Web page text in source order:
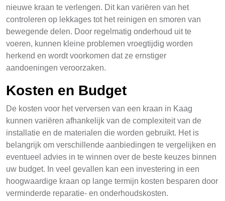
nieuwe kraan te verlengen. Dit kan variëren van het
controleren op lekkages tot het reinigen en smoren van
bewegende delen. Door regelmatig onderhoud uit te
voeren, kunnen kleine problemen vroegtijdig worden
herkend en wordt voorkomen dat ze ernstiger
aandoeningen veroorzaken.
Kosten en Budget
De kosten voor het verversen van een kraan in Kaag
kunnen variëren afhankelijk van de complexiteit van de
installatie en de materialen die worden gebruikt. Het is
belangrijk om verschillende aanbiedingen te vergelijken en
eventueel advies in te winnen over de beste keuzes binnen
uw budget. In veel gevallen kan een investering in een
hoogwaardige kraan op lange termijn kosten besparen door
verminderde reparatie- en onderhoudskosten.